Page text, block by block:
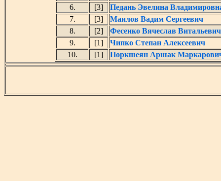
6.
[3]
Педань Эвелина
7.
[3]
Маилов Вадим Сергеевич
8.
[2]
Фесенко Вячеслав Витальевич
9.
[1]
Чипко Степан Алексеевич
10.
[1] Поркшеян Аршак